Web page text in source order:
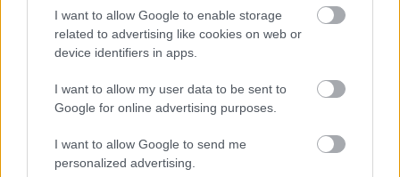
I want to allow Google to enable storage
related to advertising like cookies on web or
device identifiers in apps.
I want to allow my user data to be sent to
Google for online advertising purposes.
I want to allow Google to send me
personalized advertising.
Rzeszów > Klasa B, gr. VI - sytuacja w tabeli
Przed meczami 1. kolejki - Rzeszów > Klasa B, gr. VI gospodarze (Janovia
9. miejscu.
Poniżej znajdziesz także ostatnie mecze obu drużyn oraz statystyki
Janovia Janowiec vs. Orły Ruda - relacja, wynik na żywo,
transmisja